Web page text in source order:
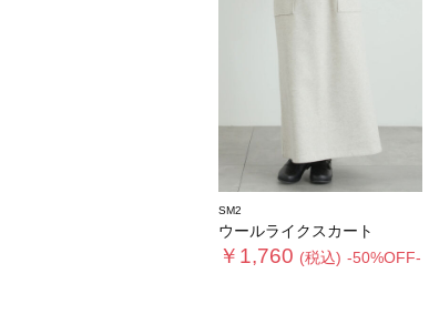
SM2
ウールライクスカート
￥1,760 (税込) -50%OFF-